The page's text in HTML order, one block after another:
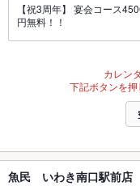
【祝3周年】 宴会コース
円無料！！
カレン
下記ボタンを押
魚民 いわき南口駅前店